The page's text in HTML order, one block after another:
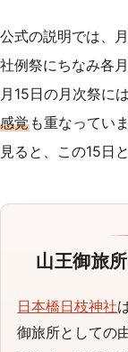
公式の説明では、
社例祭にちなみ各
月15日の月次祭には
感覚も重なってい
見ると、この15日
山王御旅
日本橋日枝神社
御旅所としての